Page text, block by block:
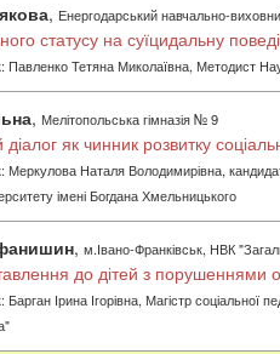
, Енергодарський навчально-
статусу на суїцидальну
Павленко Тетяна Миколаївна, Методист
, Мелітопольська гімназія № 9
як чинник розвитку
Меркулова Наталя Володимирівна,
імені Богдана Хмельницького
, м.Івано-Франківськ, НВК
до дітей з порушеннями
Барган Ірина Ігорівна, Магістр